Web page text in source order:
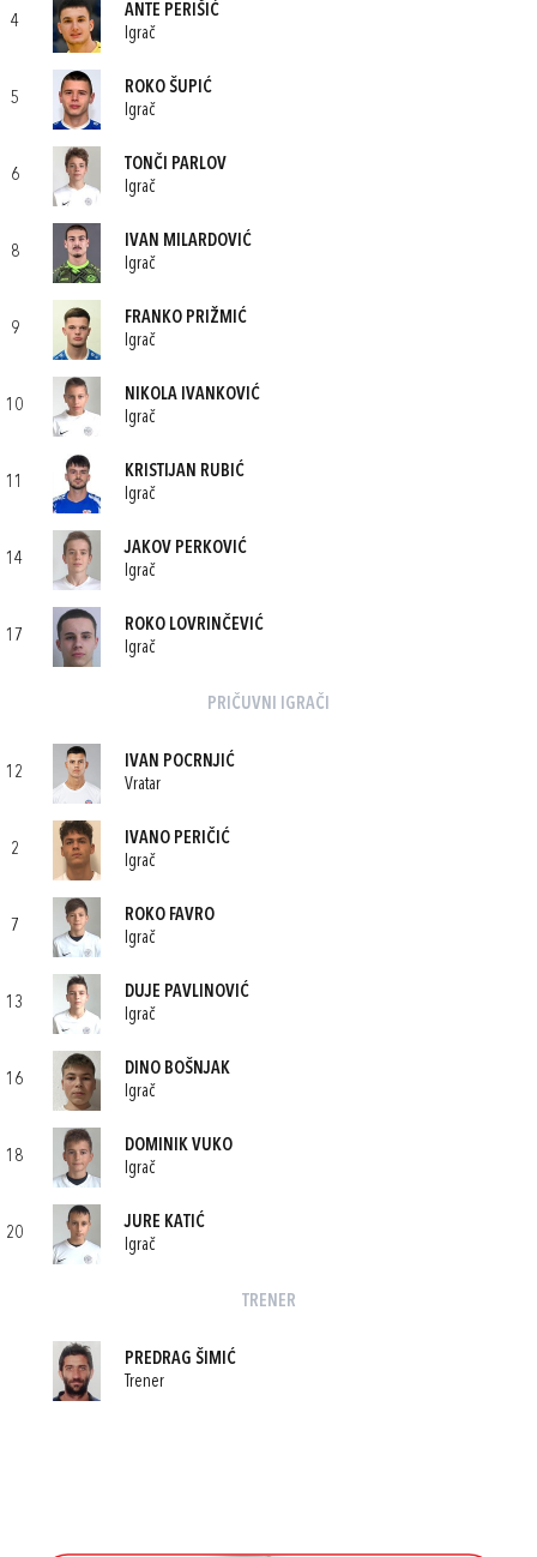
4
ANTE PERIŠIĆ
Igrač
5
ROKO ŠUPIĆ
Igrač
6
TONČI PARLOV
Igrač
8
IVAN MILARDOVIĆ
Igrač
9
FRANKO PRIŽMIĆ
Igrač
10
NIKOLA IVANKOVIĆ
Igrač
11
KRISTIJAN RUBIĆ
Igrač
14
JAKOV PERKOVIĆ
Igrač
17
ROKO LOVRINČEVIĆ
Igrač
PRIČUVNI IGRAČI
12
IVAN POCRNJIĆ
Vratar
2
IVANO PERIČIĆ
Igrač
7
ROKO FAVRO
Igrač
13
DUJE PAVLINOVIĆ
Igrač
16
DINO BOŠNJAK
Igrač
18
DOMINIK VUKO
Igrač
20
JURE KATIĆ
Igrač
TRENER
PREDRAG ŠIMIĆ
Trener